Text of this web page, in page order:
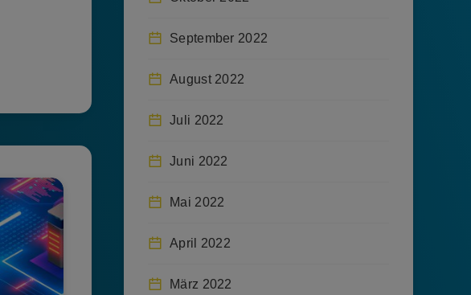
September 2022
August 2022
Juli 2022
Juni 2022
Mai 2022
April 2022
März 2022